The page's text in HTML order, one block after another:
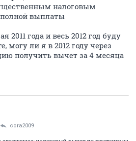
налоговым
выплаты
2011 года и весь 2012 год буду
могу ли я в 2012 году через
получить вычет за 4 месяца
cora2009